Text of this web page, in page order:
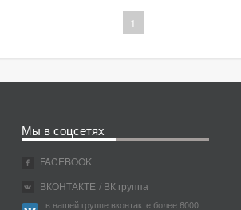
1
Мы в соцсетях
FACEBOOK
ВКОНТАКТЕ / ВК группа
в нашей группе вконтакте более 6000